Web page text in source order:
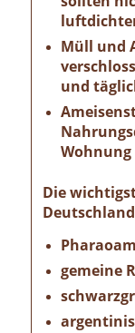
Müll und
und
Die
gemeine